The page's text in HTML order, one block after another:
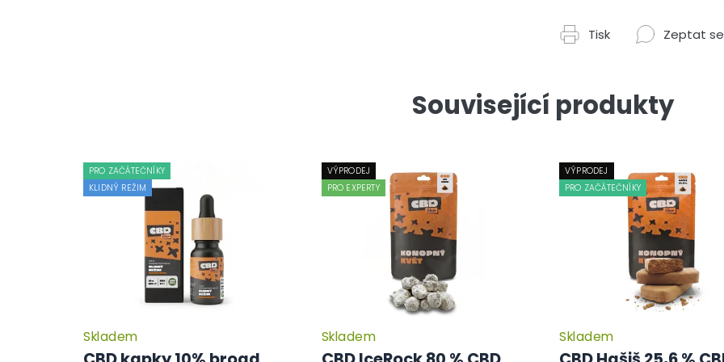
Tisk Zeptat se
Související produkty
PRO ZAČÁTEČNÍKY
KLIDNÝ REŽIM
Skladem
VÝPRODEJ
PRO EXPERTY
Průměrné
hodnocení
Skladem
VÝPRODEJ
PRO ZAČÁTEČNÍKY
Skladem